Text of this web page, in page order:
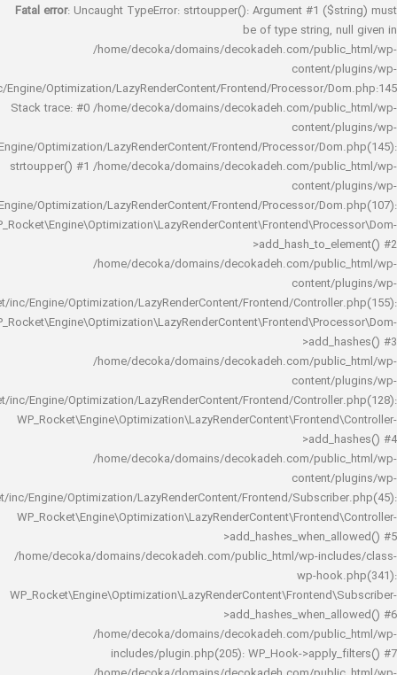
Fatal error : Uncaught TypeError: strtoupper(): Argument #1
be of type string,
/home/decoka/domains/decokadeh.com/
rocket/inc/Engine/Optimization/LazyRenderContent/Frontend/Processor/
Stack trace: #0 /home/decoka/domains/decokadeh.com/
rocket/inc/Engine/Optimization/LazyRenderContent/Frontend/Processor/
strtoupper() #1 /home/decoka/domains/decokadeh.com/
rocket/inc/Engine/Optimization/LazyRenderContent/Frontend/Processor/
/home/decoka/domains/decokadeh.com/
rocket/inc/Engine/Optimization/LazyRenderContent/Frontend/
/home/decoka/domains/decokadeh.com/
rocket/inc/Engine/Optimization/LazyRenderContent/Frontend/
/home/decoka/domains/decokadeh.com/
rocket/inc/Engine/Optimization/LazyRenderContent/Frontend/
/home/decoka/domains/decokadeh.com/public_html/wp-
wp-
/home/decoka/domains/decokadeh.com/
includes/plugin.php(205): WP_Hook-